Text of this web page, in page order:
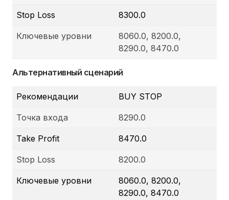
Stop Loss 8300.0
Ключевые уровни
8060.0, 8200.0,
8290.0, 8470.0
Альтернативный сценарий
Рекомендации BUY STOP
Точка входа 8290.0
Take Profit 8470.0
Stop Loss 8200.0
Ключевые уровни
8060.0, 8200.0,
8290.0, 8470.0